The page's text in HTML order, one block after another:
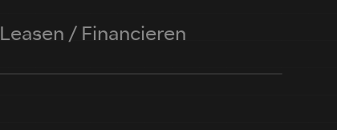
Leasen / Financieren